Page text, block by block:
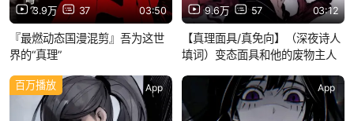
3.9万 37 03:50
『最燃动态国漫混剪』吾为这世
界的“真理”
9.6万 57 03:12
【真理面具/真免向】（深夜诗人
填词）变态面具和他的废物主人
百万播放 App App